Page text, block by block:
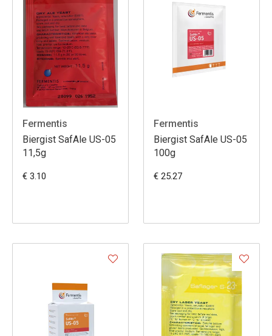
Fermentis
Biergist SafAle US-05
11,5g
€ 3.10
Fermentis
Biergist SafAle US-05
100g
€ 25.27